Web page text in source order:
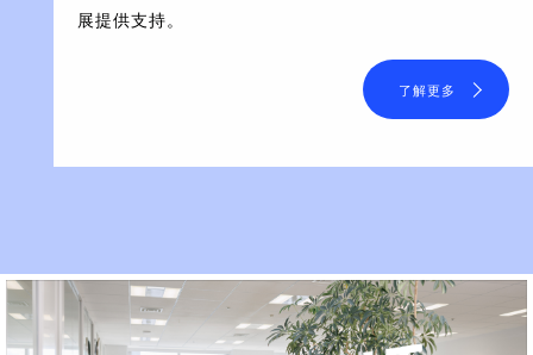
展提供支持。
了解更多